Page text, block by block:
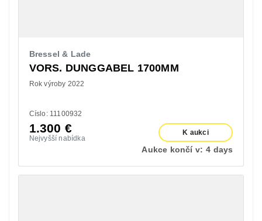
Bressel & Lade
VORS. DUNGGABEL 1700MM
Rok výroby 2022
Císlo: 11100932
1.300 €
Nejvyšší nabídka
K aukci
Aukce končí v: 4 days